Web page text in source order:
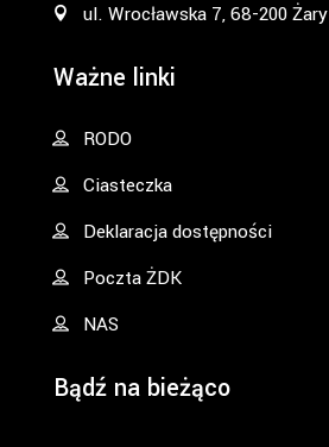
ul. Wrocławska 7, 68-200 Żary
Ważne linki
RODO
Ciasteczka
Deklaracja dostępności
Poczta ŻDK
NAS
Bądź na bieżąco